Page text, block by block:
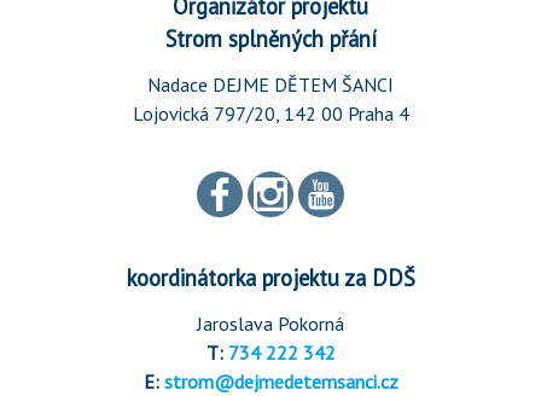
Strom splněných přání
Nadace DEJME DĚTEM ŠANCI
Lojovická 797/20, 142 00 Praha 4
koordinátorka projektu za DDŠ
Jaroslava Pokorná
T: 734 222 342
E: strom@dejmedetemsanci.cz